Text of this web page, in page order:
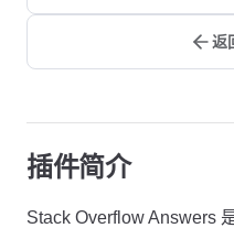
返
插件简介
Stack Overflow Answers